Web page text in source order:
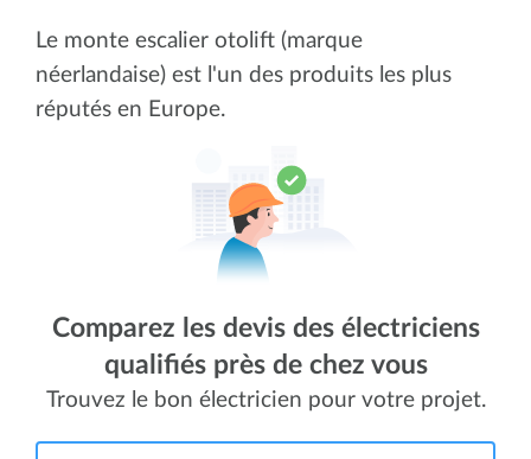
Le monte escalier otolift (marque
néerlandaise) est l'un des produits les plus
réputés en Europe.
Comparez les devis des électriciens
qualifiés près de chez vous
Trouvez le bon électricien pour votre projet.